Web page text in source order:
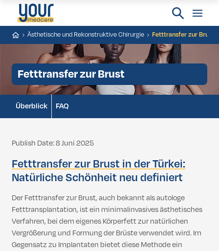
Ästhetische und Rekonstruktive Chirurgie Fetttransfer zur Brust
Fetttransfer zur Brust
Überblick FAQ
Publish Date: 8 Juni 2025
Fetttransfer zur Brust in der Türkei:
Natürliche Schönheit neu definiert
Der Fetttransfer zur Brust, auch bekannt als autologe
Fetttransplantation, ist ein minimalinvasives ästhetisches
Verfahren, bei dem eigenes Körperfett zur natürlichen
Vergrößerung und Formung der Brüste verwendet wird. Im
Gegensatz zu Implantaten bietet diese Methode ein